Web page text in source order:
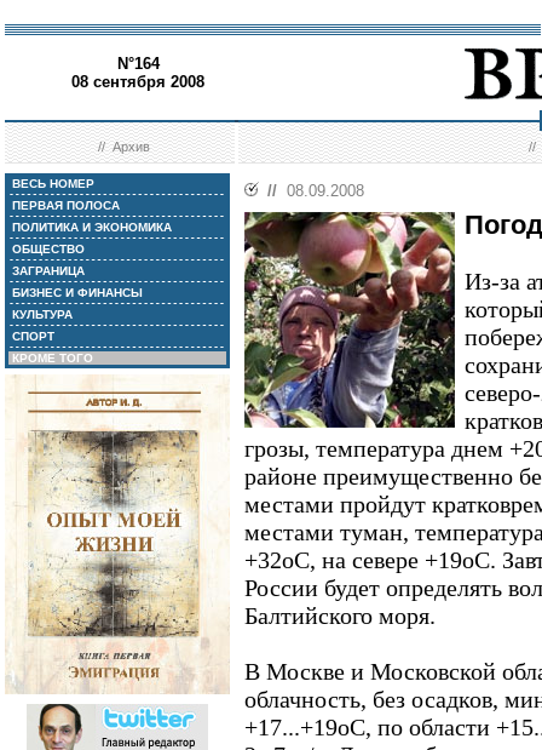
N°164
08 сентября 2008
//Архив //
ВЕСЬ НОМЕР
ПЕРВАЯ ПОЛОСА
ПОЛИТИКА И ЭКОНОМИКА
ОБЩЕСТВО
ЗАГРАНИЦА
БИЗНЕС И ФИНАНСЫ
КУЛЬТУРА
СПОРТ
КРОМЕ ТОГО
// 08.09.2008
Из-за
грозы, температура днем
районе преимущественно
местами пройдут
местами туман,
+32оС, на севере +19оС.
России будет определять
Балтийского моря.
В Москве и Московской
облачность, без осадков,
+17...+19оС, по области